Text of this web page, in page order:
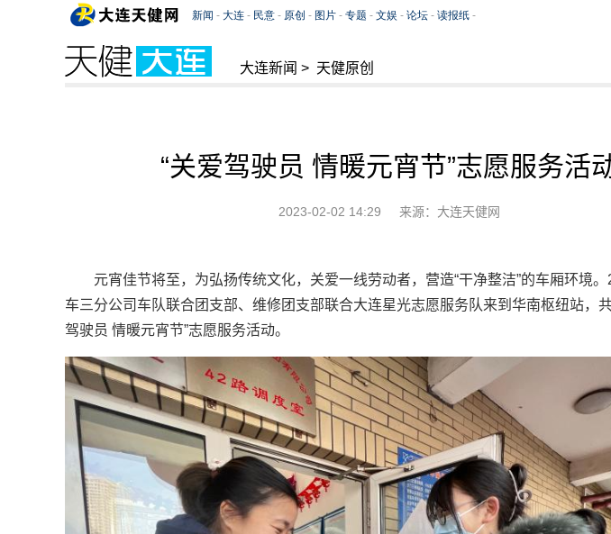
大连新闻 > 天健原创
“关爱驾驶员 情暖元宵节”志愿服务活
2023-02-02 14:29 来源：大连天健网
元宵佳节将至，为弘扬传统文化，关爱一线劳动者，营造“干净整洁”的车厢环境
车三分公司车队联合团支部、维修团支部联合大连星光志愿服务队来到华南枢纽站，
驾驶员 情暖元宵节”志愿服务活动。